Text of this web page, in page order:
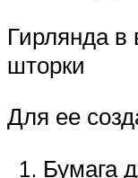
Гирлянда в
шторки
Для ее
Бумага